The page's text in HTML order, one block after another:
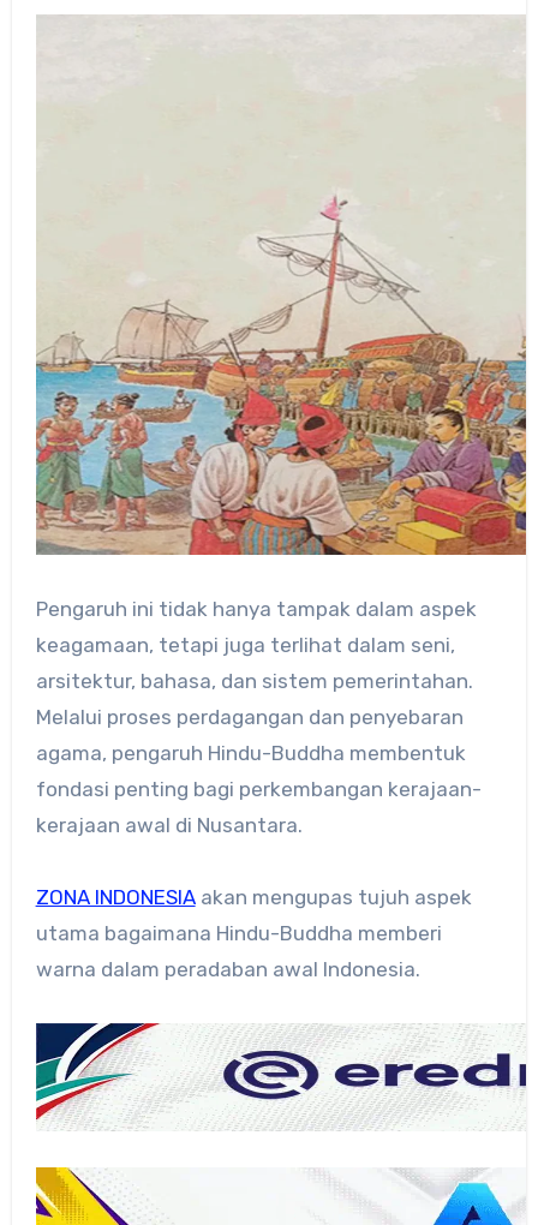
Pengaruh ini tidak hanya tampak dalam aspek
keagamaan, tetapi juga terlihat dalam seni,
arsitektur, bahasa, dan sistem pemerintahan.
Melalui proses perdagangan dan penyebaran
agama, pengaruh Hindu-Buddha membentuk
fondasi penting bagi perkembangan kerajaan-
kerajaan awal di Nusantara.
ZONA INDONESIAakan mengupas tujuh aspek
utama bagaimana Hindu-Buddha memberi
warna dalam peradaban awal Indonesia.